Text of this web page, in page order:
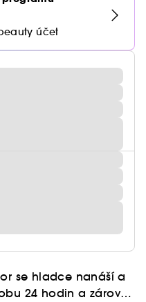
účet
se hladce nanáší a
24 hodin a zároveň